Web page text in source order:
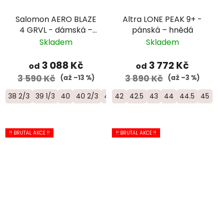
Salomon AERO BLAZE
4 GRVL - dámská –
béžová
Skladem
od 3 088 Kč
3 590 Kč (až –13 %)
38 2/3 39 1/3 40 40 2/3 41 1/3 42
Altra LONE PEAK 9+ -
pánská – hnědá
Skladem
od 3 772 Kč
3 890 Kč (až –3 %)
42 42.5 43 44 44.5 45
!! BRUTAL AKCE !! !! BRUTAL AKCE !!